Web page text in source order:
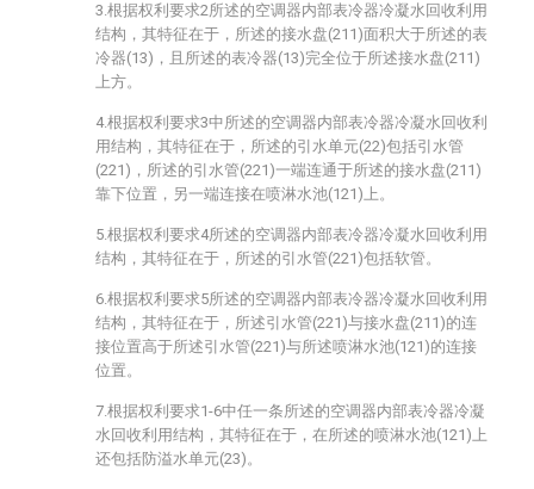
3.根据权利要求2所述的空调器内部表冷器冷凝水回收利用
结构，其特征在于，所述的接水盘(211)面积大于所述的表
冷器(13)，且所述的表冷器(13)完全位于所述接水盘(211)
上方。
4.根据权利要求3中所述的空调器内部表冷器冷凝水回收利
用结构，其特征在于，所述的引水单元(22)包括引水管
(221)，所述的引水管(221)一端连通于所述的接水盘(211)
靠下位置，另一端连接在喷淋水池(121)上。
5.根据权利要求4所述的空调器内部表冷器冷凝水回收利用
结构，其特征在于，所述的引水管(221)包括软管。
6.根据权利要求5所述的空调器内部表冷器冷凝水回收利用
结构，其特征在于，所述引水管(221)与接水盘(211)的连
接位置高于所述引水管(221)与所述喷淋水池(121)的连接
位置。
7.根据权利要求1-6中任一条所述的空调器内部表冷器冷凝
水回收利用结构，其特征在于，在所述的喷淋水池(121)上
还包括防溢水单元(23)。